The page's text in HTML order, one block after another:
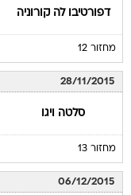
דפורטיבו לה קורוניה
מחזור 12
28/11/2015
סלטה ויגו
מחזור 13
06/12/2015